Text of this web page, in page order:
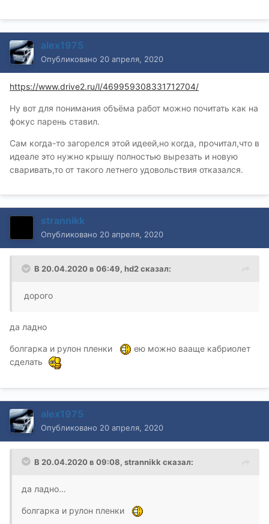
alex1975
Опубликовано 20 апреля, 2020
https://www.drive2.ru/l/469959308331712704/
Ну вот для понимания объёма работ можно почитать как на
фокус парень ставил.
Сам когда-то загорелся этой идеей,но когда, прочитал,что в
идеале это нужно крышу полностью вырезать и новую
сваривать,то от такого летнего удовольствия отказался.
strannikk
Опубликовано 20 апреля, 2020
В 20.04.2020 в 06:49, hd2сказал:
дорого
да ладно
болгарка и рулон пленки
ею можно вааще кабриолет
сделать
alex1975
Опубликовано 20 апреля, 2020
В 20.04.2020 в 09:08, strannikk сказал:
да ладно...
болгарка и рулон пленки